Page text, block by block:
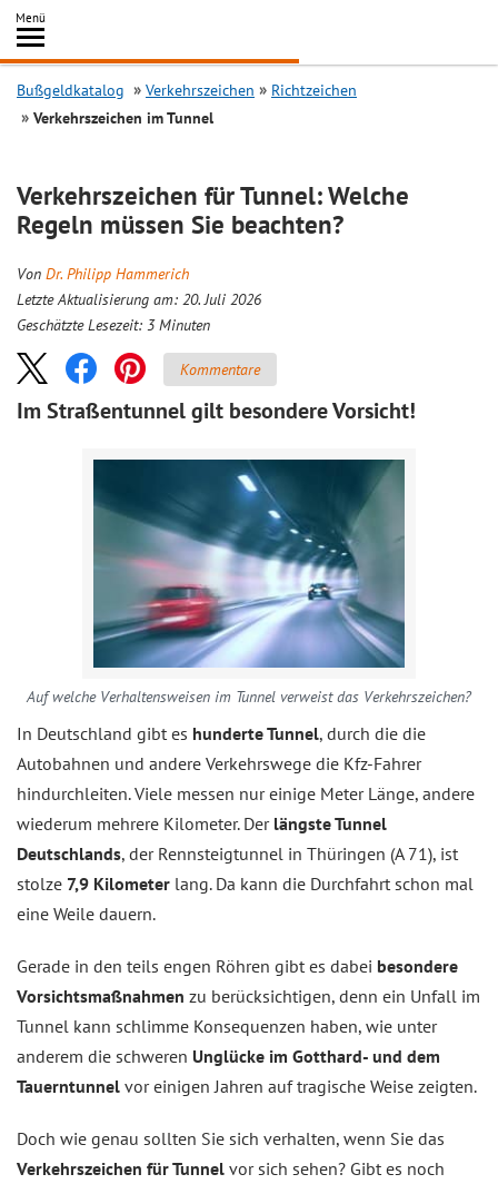
Inhalt
springen
Menü
Search
Bußgeldkatalog Verkehrszeichen
Richtzeichen
Verkehrszeichen im Tunnel
Verkehrszeichen für Tunnel: Welche
Regeln müssen Sie beachten?
Von Dr. Philipp Hammerich
Letzte Aktualisierung am: 20. Juli 2026
Geschätzte Lesezeit: 3 Minuten
Kommentare
Im Straßentunnel gilt besondere Vorsicht!
Auf welche Verhaltensweisen im Tunnel verweist das Verkehrszeichen?
In Deutschland gibt es hunderte Tunnel, durch die die
Autobahnen und andere Verkehrswege die Kfz-Fahrer
hindurchleiten. Viele messen nur einige Meter Länge, andere
wiederum mehrere Kilometer. Der längste Tunnel
Deutschlands, der Rennsteigtunnel in Thüringen (A 71), ist
stolze 7,9 Kilometer lang. Da kann die Durchfahrt schon mal
eine Weile dauern.
Gerade in den teils engen Röhren gibt es dabei besondere
Vorsichtsmaßnahmen zu berücksichtigen, denn ein Unfall im
Tunnel kann schlimme Konsequenzen haben, wie unter
anderem die schweren Unglücke im Gotthard- und dem
Tauerntunnel vor einigen Jahren auf tragische Weise zeigten.
Doch wie genau sollten Sie sich verhalten, wenn Sie das
Verkehrszeichen für Tunnel vor sich sehen? Gibt es noch